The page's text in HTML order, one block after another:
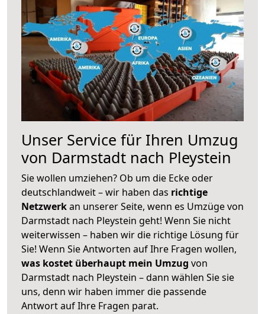
Unser Service für Ihren Umzug
von Darmstadt nach Pleystein
Sie wollen umziehen? Ob um die Ecke oder
deutschlandweit – wir haben das richtige
Netzwerkan unserer Seite, wenn es Umzüge von
Darmstadt nach Pleystein geht! Wenn Sie nicht
weiterwissen – haben wir die richtige Lösung für
Sie! Wenn Sie Antworten auf Ihre Fragen wollen,
was kostet überhaupt mein Umzug von
Darmstadt nach Pleystein – dann wählen Sie sie
uns, denn wir haben immer die passende
Antwort auf Ihre Fragen parat.